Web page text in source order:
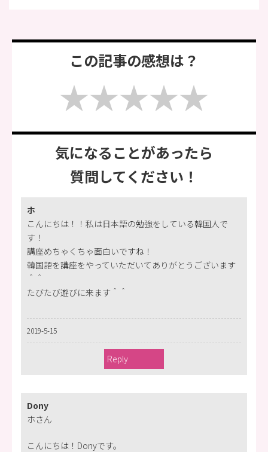
この記事の感想は？
気になることがあったら
質問してください！
ホ
こんにちは！！私は日本語の勉強をしている韓国人で
す！
講座めちゃくちゃ面白いですね！
韓国語を講座をやっていただいてありがとうございます
＾＾
たびたび遊びに来ます＾＾
2019-5-15
Reply
Dony
ホさん
こんにちは！Donyです。